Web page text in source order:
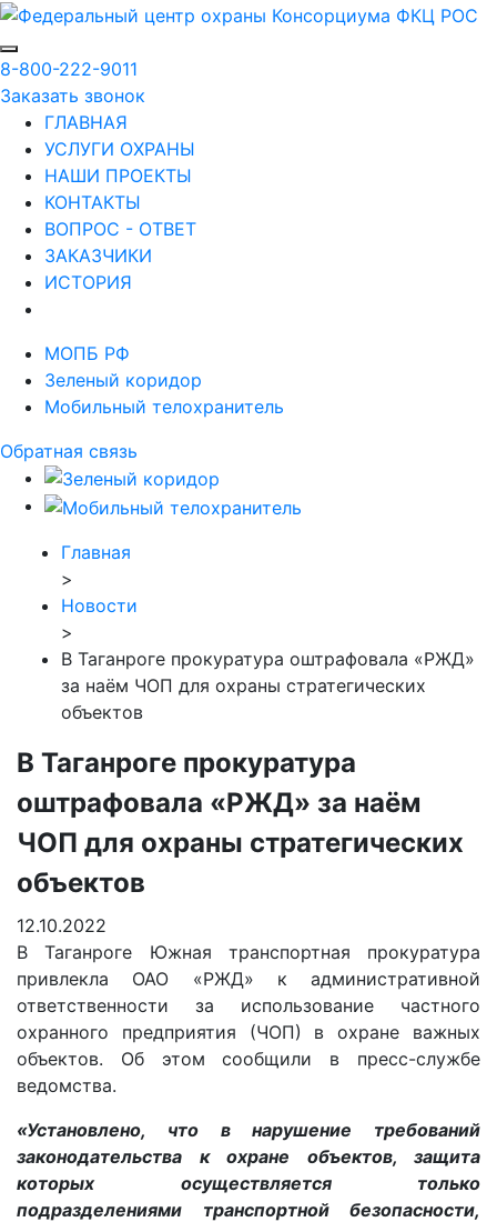
8-800-222-9011
Заказать звонок
ГЛАВНАЯ
УСЛУГИ ОХРАНЫ
НАШИ ПРОЕКТЫ
КОНТАКТЫ
ВОПРОС - ОТВЕТ
ЗАКАЗЧИКИ
ИСТОРИЯ
МОПБ РФ
Зеленый коридор
Мобильный телохранитель
Обратная связь
Главная
>
Новости
>
В Таганроге прокуратура оштрафовала «РЖД»
за наём ЧОП для охраны стратегических
объектов
В Таганроге прокуратура
оштрафовала «РЖД» за наём
ЧОП для охраны стратегических
объектов
12.10.2022
В Таганроге Южная транспортная прокуратура
привлекла ОАО «РЖД» к административной
ответственности за использование частного
охранного предприятия (ЧОП) в охране важных
объектов. Об этом сообщили в пресс-службе
ведомства.
«Установлено, что в нарушение требований
законодательства к охране объектов, защита
которых осуществляется только
подразделениями транспортной безопасности,